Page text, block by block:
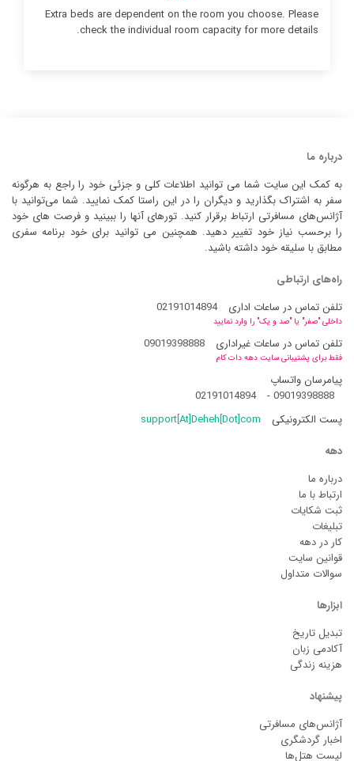
Extra beds are dependent on the room you choose. Please
check the individual room capacity for more details.
درباره ما
به کمک این سایت شما می توانید اطلاعات کلی و جزئی خود را راجع به هرگونه
سفر به اشتراک بگذارید و دیگران را در این راستا کمک نمایید. شما می‌توانید با
آژانس‌های مسافرتی ارتباط برقرار کنید. تورهای آنها را ببینید و فرصت های خود
را برحسب نیاز خود تغییر دهید. همچنین می توانید برای خود برنامه سفری
مطابق با سلیقه خود داشته باشید.
راه‌های ارتباطی
تلفن تماس در ساعات اداری
02191014894
داخلی "صفر" یا "صد و یک" را وارد نمایید
تلفن تماس در ساعات غیراداری 09019398888
فقط برای پشتیبانی سایت دهه دات کام
پیامرسان واتساپ
09019398888
-
02191014894
پست الکترونیکی
support[At]Deheh[Dot]com
دهه
درباره ما
ارتباط با ما
ثبت شکایات
تبلیغات
کار در دهه
قوانین سایت
سوالات متداول
ابزارها
تبدیل تاریخ
آکادمی زبان
هزینه زندگی
پیشنهاد
آژانس‌های مسافرتی
اخبار گردشگری
لیست هتل‌ها